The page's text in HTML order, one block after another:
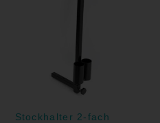
Stockhalter 2-fach